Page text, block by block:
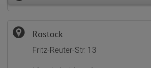
Rostock
Fritz-Reuter-Str. 13